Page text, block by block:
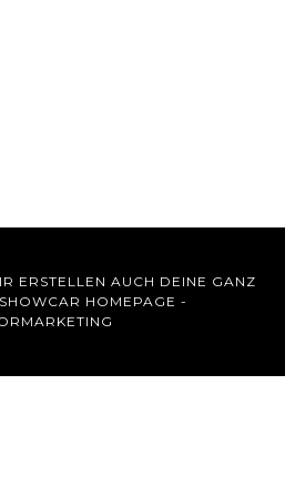
ERSTELLEN AUCH DEINE GANZ
HOMEPAGE -